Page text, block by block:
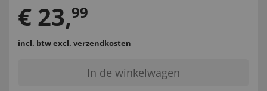
€ 23,99
incl. btwexcl. verzendkosten
In de winkelwagen